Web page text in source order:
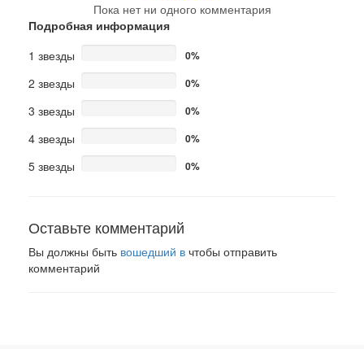
Пока нет ни одного комментария
Подробная информация
1 звезды
0%
2 звезды 0%
3 звезды 0%
4 звезды 0%
5 звезды 0%
Оставьте комментарий
Вы должны быть вошедший в чтобы отправить
комментарий